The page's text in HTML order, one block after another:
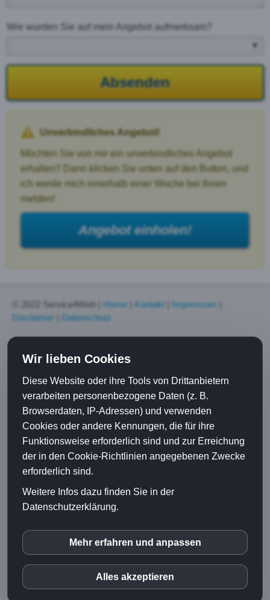
Wie wurden Sie auf mein Angebot aufmerksam?
Absenden
Unverbindliches Angebot!
Möchten Sie von mir ein unverbindliches Angebot
erhalten? Dann klicken Sie unten auf den Button, und
ich werde mich innerhalb einer Woche bei Ihnen
melden!
Angebot einholen!
© 2022 Service4Web | Home Kontakt Impressum
Disclaimer
Datenschutz
Meine Dienstleistungen
Suchmaschinenoptimierung (SEO), Social Media, Web
Design, Webhosting, u.v.m.
Bei mir werden Sie kompetent und vollumfänglich betreut!
Ihre Website von Service4Web
Praktisch: Von überall und zu jederzeit Ihre Website direkt
online bearbeiten.
Intuitiv und sehr einfach zu bedienen, auch ohne
Vorkenntnisse!
Kontaktdaten
E-Mail: info@service4web.info
Kontaktieren Sie mich
Wir lieben Cookies
Diese Website oder ihre Tools von Drittanbietern
verarbeiten personenbezogene Daten (z. B.
Browserdaten, IP-Adressen) und verwenden
Cookies oder andere Kennungen, die für ihre
Funktionsweise erforderlich sind und zur Erreichung
der in den Cookie-Richtlinien angegebenen Zwecke
erforderlich sind.
Weitere Infos dazu finden Sie in der
Datenschutzerklärung.
inCMS
Google Fonts
Mehr erfahren und anpassen
Alles akzeptieren